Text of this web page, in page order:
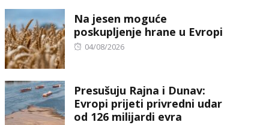
Na jesen moguće
poskupljenje hrane u Evropi
Posted
04/08/2026
Presušuju Rajna i Dunav:
Evropi prijeti privredni udar
od 126 milijardi evra